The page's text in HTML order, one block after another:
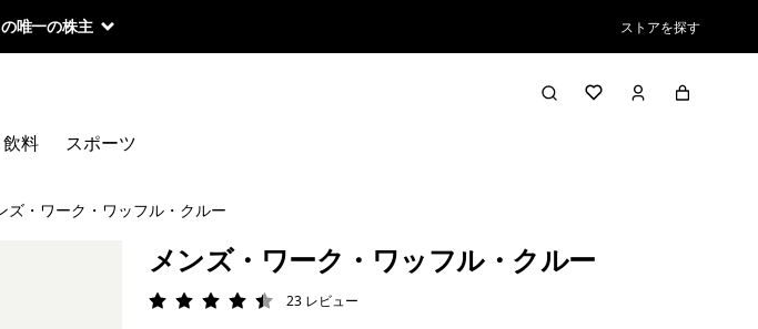
唯一の株主 ストアを探す
料 スポーツ
ズ・ワーク・ワッフル・クルー
メンズ・ワーク・ワッフル・クルー
評価: 4.5 / 5
23 レビュー